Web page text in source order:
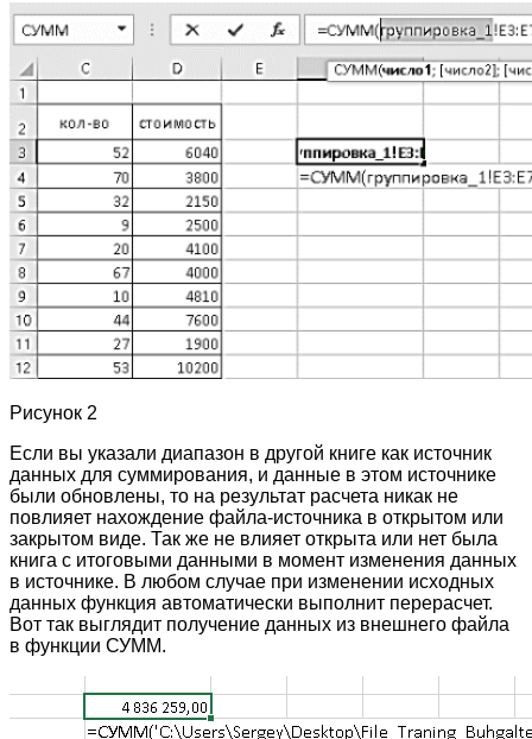
Рисунок 2
Если вы указали диапазон в другой книге как источник
данных для суммирования, и данные в этом источнике
были обновлены, то на результат расчета никак не
повлияет нахождение файла-источника в открытом или
закрытом виде. Так же не влияет открыта или нет была
книга с итоговыми данными в момент изменения данных
в источнике. В любом случае при изменении исходных
данных функция автоматически выполнит перерасчет.
Вот так выглядит получение данных из внешнего файла
в функции СУММ.